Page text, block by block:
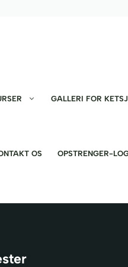
GALLERI FOR
OS OPSTRENGER-